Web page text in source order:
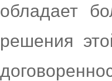
обладает
решения